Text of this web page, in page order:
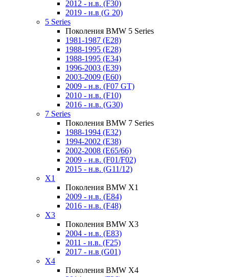
2012 - н.в. (F30)
2019 - н.в (G 20)
5 Series
Поколения BMW 5 Series
1981-1987 (E28)
1988-1995 (E28)
1988-1995 (E34)
1996-2003 (E39)
2003-2009 (E60)
2009 - н.в. (F07 GT)
2010 - н.в. (F10)
2016 - н.в. (G30)
7 Series
Поколения BMW 7 Series
1988-1994 (E32)
1994-2002 (E38)
2002-2008 (E65/66)
2009 - н.в. (F01/F02)
2015 - н.в. (G11/12)
X1
Поколения BMW X1
2009 - н.в. (E84)
2016 - н.в. (F48)
X3
Поколения BMW X3
2004 - н.в. (E83)
2011 - н.в. (F25)
2017 - н.в (G01)
X4
Поколения BMW X4